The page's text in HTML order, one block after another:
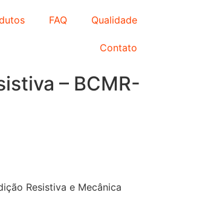
FAQ Qualidade
Contato
– BCMR-
Resistiva e Mecânica